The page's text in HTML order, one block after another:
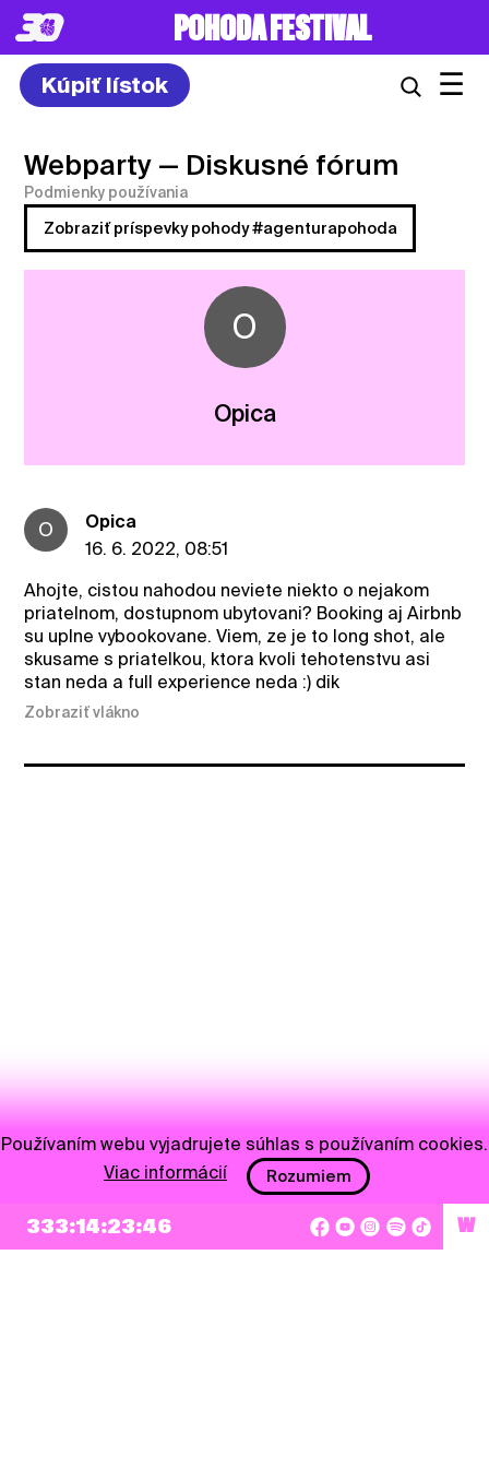
POHODA FESTIVAL
Kúpiť lístok ☰
Webparty — Diskusné fórum
Podmienky používania
Zobraziť príspevky pohody #agenturapohoda
O
Opica
O
Opica
16. 6. 2022, 08:51
Ahojte, cistou nahodou neviete niekto o nejakom
priatelnom, dostupnom ubytovani? Booking aj Airbnb
su uplne vybookovane. Viem, ze je to long shot, ale
skusame s priatelkou, ktora kvoli tehotenstvu asi
stan neda a full experience neda :) dik
Zobraziť vlákno
333:14:23:46 W
Používaním webu vyjadrujete súhlas s používaním cookies.
Viac informácií
Rozumiem